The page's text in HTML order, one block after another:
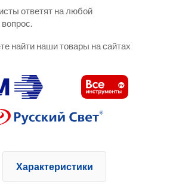
ответят на любой
найти наши товары на сайтах
Характеристики